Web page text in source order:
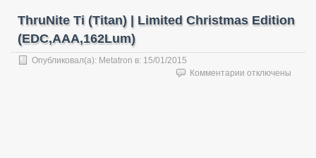
ThruNite Ti (Titan) | Limited Christmas Edition
(EDC,AAA,162Lum)
Опубликовал(а): Metatron в: 15/01/2015
Комментарии котключены